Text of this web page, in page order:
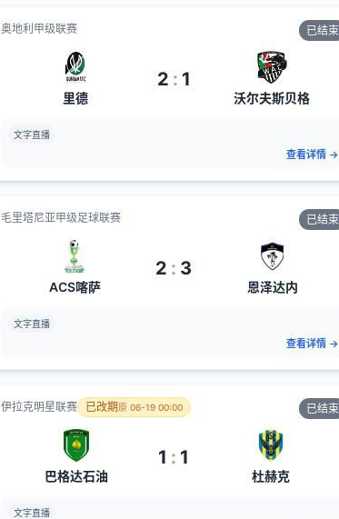
奥地利甲级联赛 已结束
里德
2 : 1
沃尔夫斯贝格
文字直播
查看详情→
毛里塔尼亚甲级足球联赛 已结束
ACS喀萨
2 : 3
恩泽达内
文字直播
查看详情→
伊拉克明星联赛 已改期原06-19 00:00 已结束
巴格达石油
1 : 1
杜赫克
文字直播